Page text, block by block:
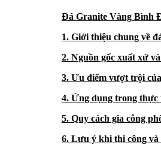
Đá Granite Vàng Bình
1. Giới thiệu chung về
2. Nguồn gốc xuất xứ
3. Ưu điểm vượt trội
4. Ứng dụng trong thực
5. Quy cách gia công
6. Lưu ý khi thi công và